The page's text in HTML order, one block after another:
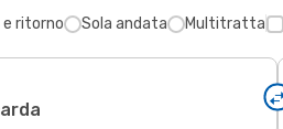
ritorno Sola andata Multitratta